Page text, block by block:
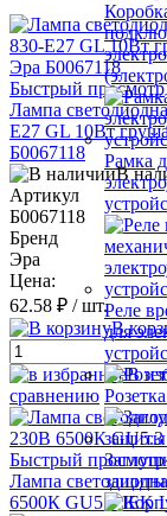
Рамка
Реле
для
защиты
Быстрый просмотр
Лампа
E27 GL 10Вт
Б0067118
В
Артикул
Б0067118
Бренд
Эра
Цена:
62.58 ₽ / шт.
В
В
сравнению
Быстрый просмотр
Лампа
6500К GU5.3 IEK